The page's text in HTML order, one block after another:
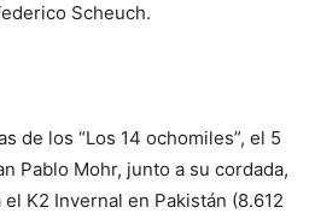
Scheuch.
de los “Los 14 ochomiles”, el 5
Pablo Mohr, junto a su cordada,
K2 Invernal en Pakistán (8.612